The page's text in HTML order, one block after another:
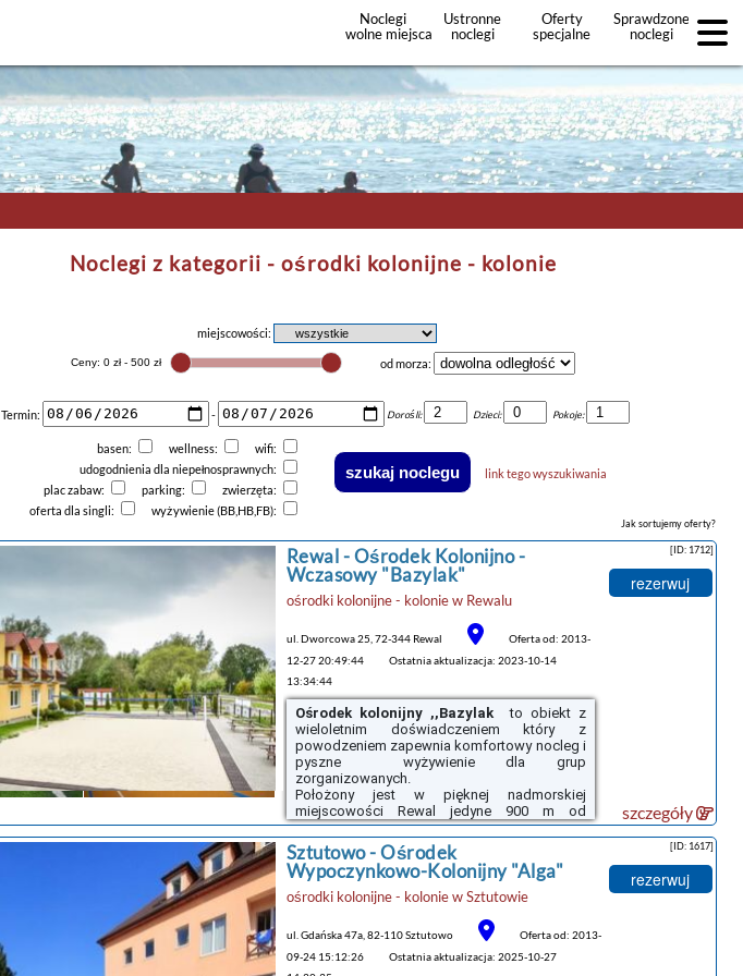
Noclegi
wolne miejsca
Ustronne
noclegi
Oferty
specjalne
Sprawdzone
noclegi
+Dodaj
Noclegi z kategorii - ośrodki kolonijne - kolonie
miejscowości:
od morza:
Termin: - Dorośli: Dzieci: Pokoje:
basen: wellness:
wifi:
udogodnienia dla niepełnosprawnych:
plac zabaw:
parking:
zwierzęta:
oferta dla singli:
wyżywienie (BB,HB,FB):
link tego wyszukiwania
Jak sortujemy oferty?
Rewal -Ośrodek Kolonijno -
Wczasowy "Bazylak"
ośrodki kolonijne - koloniew Rewalu
ul. Dworcowa 25, 72-344 Rewal
Oferta od: 2013-
12-27 20:49:44
Ostatnia aktualizacja: 2023-10-14
13:34:44
Ośrodek kolonijny ,,Bazylakto obiekt z
wieloletnim doświadczeniem który z
powodzeniem zapewnia komfortowy nocleg i
pyszne wyżywienie dla grup
zorganizowanych.
Położony jest w pięknej nadmorskiej
miejscowości Rewal
jedyne 900 m od
piaszczystej plaży.
Kompleks o powierzchni ponad 1
haskłada się z trzech murowanych
budynków mieszczących około230 osób .
IIBudynek dla 70 osób
IIIBudynek dla 112 osób
[ID: 1712]
rezerwuj
szczegóły
Sztutowo -Ośrodek
Wypoczynkowo-Kolonijny "Alga"
ośrodki kolonijne - koloniewSztutowie
ul. Gdańska 47a, 82-110 Sztutowo
Oferta od: 2013-
09-24 15:12:26
Ostatnia aktualizacja: 2025-10-27
[ID: 1617]
rezerwuj